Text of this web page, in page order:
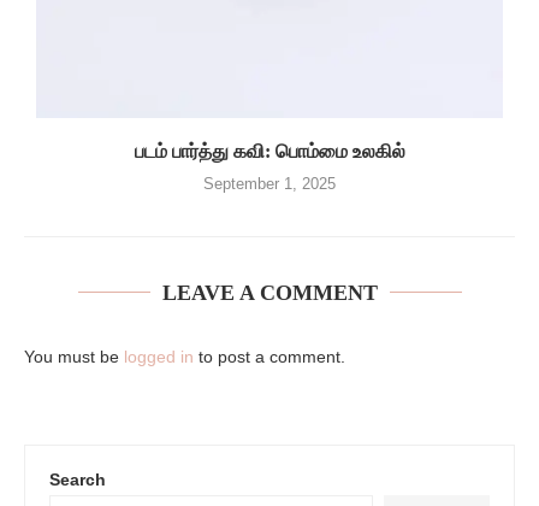
படம் பார்த்து கவி: பொம்மை உலகில்
September 1, 2025
LEAVE A COMMENT
You must be logged in to post a comment.
Search